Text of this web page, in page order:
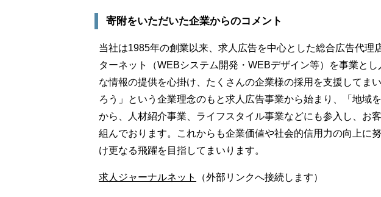
寄附をいただいた企業からのコメント
当社は1985年の創業以来、求人広告を中心とした総合広告代理
ターネット（WEBシステム開発・WEBデザイン等）を事業と
な情報の提供を心掛け、たくさんの企業様の採用を支援してま
ろう」という企業理念のもと求人広告事業から始まり、「地域
から、人材紹介事業、ライフスタイル事業などにも参入し、お
組んでおります。これからも企業価値や社会的信用力の向上に
け更なる飛躍を目指してまいります。
求人ジャーナルネット （外部リンクへ接続します）